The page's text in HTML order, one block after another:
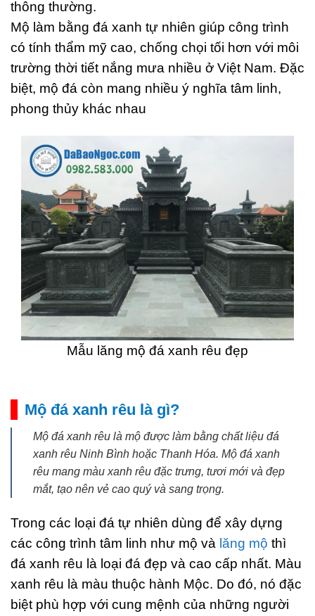
thông thường.
Mộ làm bằng đá xanh tự nhiên giúp công trình
có tính thẩm mỹ cao, chống chọi tối hơn với môi
trường thời tiết nắng mưa nhiều ở Việt Nam. Đặc
biệt, mộ đá còn mang nhiều ý nghĩa tâm linh,
phong thủy khác nhau
Mẫu lăng mộ đá xanh rêu đẹp
Mộ đá xanh rêu là gì?
Mộ đá xanh rêu là mộ được làm bằng chất liệu đá
xanh rêu Ninh Bình hoặc Thanh Hóa. Mộ đá xanh
rêu mang màu xanh rêu đặc trưng, tươi mới và đẹp
mắt, tạo nên vẻ cao quý và sang trọng.
Trong các loại đá tự nhiên dùng để xây dựng
các công trình tâm linh như mộ và lăng mộ thì
đá xanh rêu là loại đá đẹp và cao cấp nhất. Màu
xanh rêu là màu thuộc hành Mộc. Do đó, nó đặc
biệt phù hợp với cung mệnh của những người